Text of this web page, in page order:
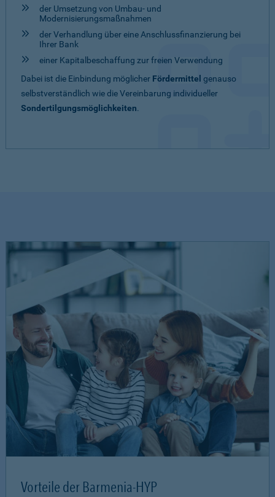
der Umsetzung von Umbau- und
Modernisierungsmaßnahmen
der Verhandlung über eine Anschlussfinanzierung bei
Ihrer Bank
einer Kapitalbeschaffung zur freien Verwendung
Dabei ist die Einbindung möglicher Fördermittel genauso
selbstverständlich wie die Vereinbarung individueller
Sondertilgungsmöglichkeiten.
Vorteile der Barmenia-HYP